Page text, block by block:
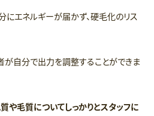
にエネルギーが届かず、硬毛化のリス
が自分で出力を調整することができま
や毛質についてしっかりとスタッフに